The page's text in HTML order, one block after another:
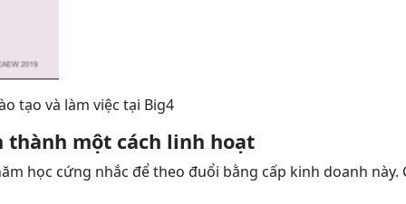
tạo và làm việc tại Big4
thành một cách linh hoạt
học cứng nhắc để theo đuổi bằng cấp kinh doanh